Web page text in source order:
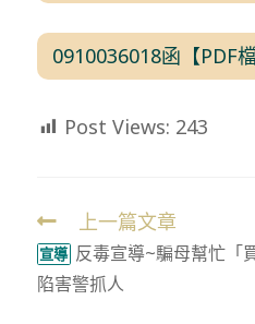
0910036018函【PDF檔
Post Views: 243
Read
more
articles
上一篇文章
宣導 反毒宣導~騙母幫忙「
陷害警抓人